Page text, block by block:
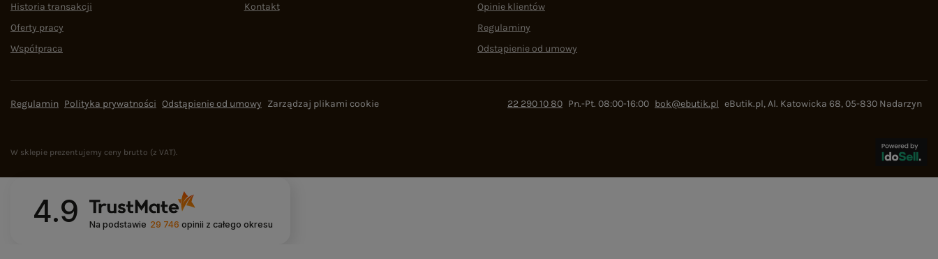
Historia transakcji
Oferty pracy
Współpraca
Kontakt
Opinie klientów
Regulaminy
Odstąpienie od umowy
Regulamin Polityka prywatności Odstąpienie od umowy Zarządzaj plikami cookie 22 290 10 80 Pn.-Pt. 08:00-16:00 bok@ebutik.pl eButik.pl,Al. Katowicka 68,05-830 Nadarzyn
W sklepie prezentujemy ceny brutto (z VAT).
4.9 Na podstawie 29 746 opinii z całego okresu